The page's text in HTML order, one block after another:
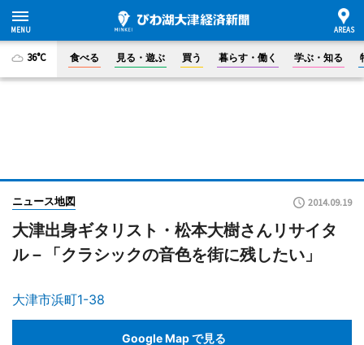
36°C 食べる 見る・遊ぶ 買う 暮らす・働く 学ぶ・知る
ニュース地図 2014.09.19
大津出身ギタリスト・松本大樹さんリサイタ
ル－「クラシックの音色を街に残したい」
大津市浜町1-38
Google Map で見る